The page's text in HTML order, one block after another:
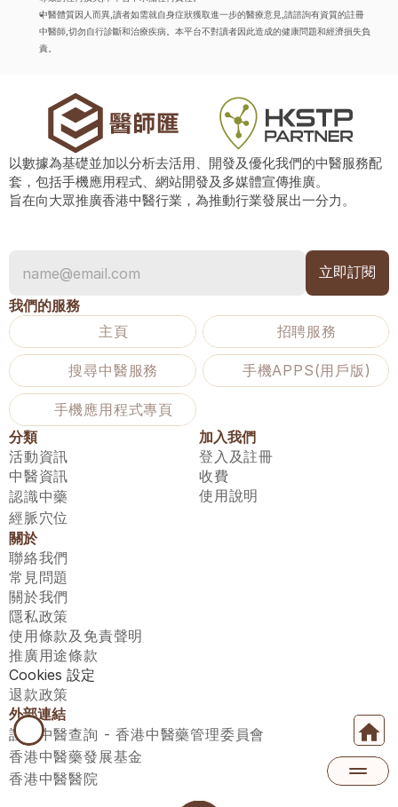
中醫體質因人而異,讀者如需就自身症狀獲取進一步的醫療意見,請諮詢有資質的註冊
中醫師,切勿自行診斷和治療疾病。本平台不對讀者因此造成的健康問題和經濟損失負
責。
以數據為基礎並加以分析去活用、開發及優化我們的中醫服務配
套，包括手機應用程式、網站開發及多媒體宣傳推廣。
旨在向大眾推廣香港中醫行業，為推動行業發展出一分力。
我們的服務
主頁
招聘服務
搜尋中醫服務 手機APPS(用戶版)
手機應用程式專頁
分類
活動資訊
中醫資訊
認識中藥
經脈穴位
加入我們
登入及註冊
收費
使用說明
關於
聯絡我們
常見問題
關於我們
隱私政策
使用條款及免責聲明
推廣用途條款
Cookies 設定
退款政策
外部連結
註冊中醫查詢 - 香港中醫藥管理委員會
香港中醫藥發展基金
香港中醫醫院